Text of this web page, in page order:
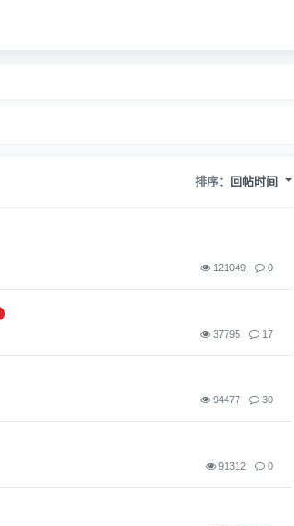
排序： 回帖时间
121049 0
37795 17
94477 30
91312 0